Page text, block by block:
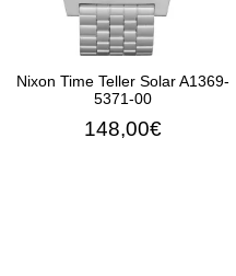
Nixon Time Teller Solar A1369-
5371-00
148,00€